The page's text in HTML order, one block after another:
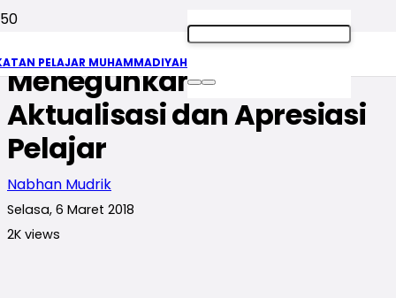
PELAJAR MUHAMMADIYAH
Konpiwil IPM Jatim Fokus
Meneguhkan Rumah
Aktualisasi dan Apresiasi
Pelajar
Nabhan Mudrik
Selasa, 6 Maret 2018
2K views